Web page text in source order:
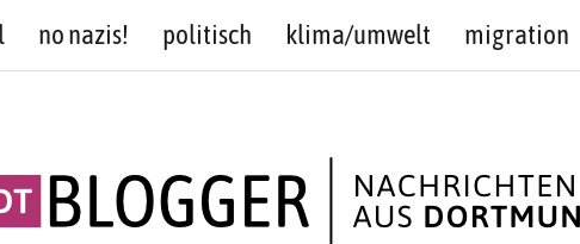
no nazis! politisch klima/umwelt migration